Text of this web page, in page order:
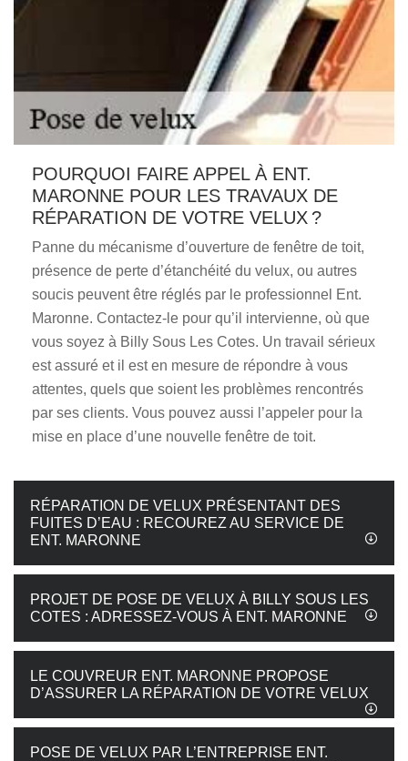
POURQUOI FAIRE APPEL À ENT.
MARONNE POUR LES TRAVAUX DE
RÉPARATION DE VOTRE VELUX ?
Panne du mécanisme d’ouverture de fenêtre de toit,
présence de perte d’étanchéité du velux, ou autres
soucis peuvent être réglés par le professionnel Ent.
Maronne. Contactez-le pour qu’il intervienne, où que
vous soyez à Billy Sous Les Cotes. Un travail sérieux
est assuré et il est en mesure de répondre à vous
attentes, quels que soient les problèmes rencontrés
par ses clients. Vous pouvez aussi l’appeler pour la
mise en place d’une nouvelle fenêtre de toit.
RÉPARATION DE VELUX PRÉSENTANT DES
FUITES D’EAU : RECOUREZ AU SERVICE DE
ENT. MARONNE
PROJET DE POSE DE VELUX À BILLY SOUS LES
COTES : ADRESSEZ-VOUS À ENT. MARONNE
LE COUVREUR ENT. MARONNE PROPOSE
D’ASSURER LA RÉPARATION DE VOTRE VELUX
POSE DE VELUX PAR L’ENTREPRISE ENT.